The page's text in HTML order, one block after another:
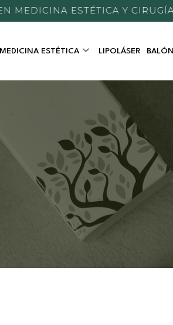
MEDICINA ESTÉTICA Y CIRUGÍA
ESTÉTICA CORPORAL
MEDICINA ESTÉTICA
MEDICINA ESTÉTICA
LIPOLÁSER